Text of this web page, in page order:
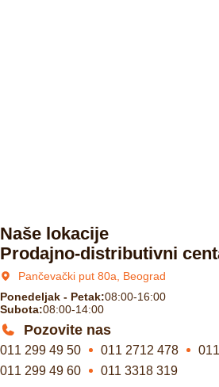
Naše lokacije
Prodajno-distributivni
Pančevački put 80a, Beograd
Ponedeljak - Petak:08:00-16:00
Subota:08:00-14:00
Pozovite nas
011 299 49 50 011 2712 478
011 299 49 60
011 3318 319